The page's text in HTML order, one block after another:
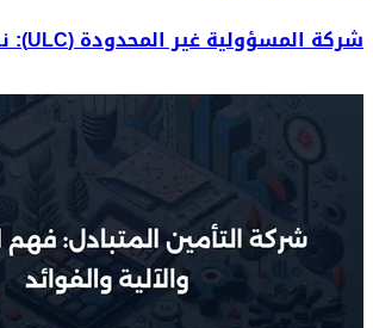
شركة المسؤولية غير المحدودة (ULC): نظرة عامة، حالات الاستخدام